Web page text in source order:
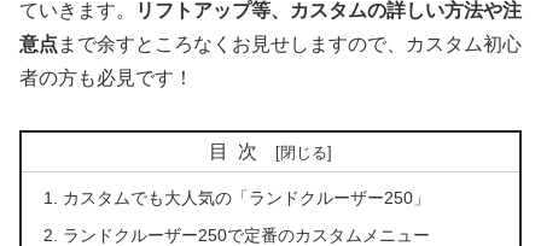
ていきます。
リフトアップ等、カスタムの詳しい方法や注
意点 まで余すところなくお見せしますので、カスタム初心
者の方も必見です！
目次
カスタムでも大人気の「ランドクルーザー250」
ランドクルーザー250で定番のカスタムメニュー